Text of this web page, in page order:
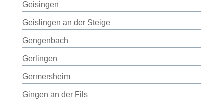
Geisingen
Geislingen an der Steige
Gengenbach
Gerlingen
Germersheim
Gingen an der Fils